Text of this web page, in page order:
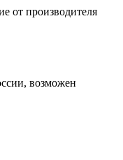
от производителя
возможен